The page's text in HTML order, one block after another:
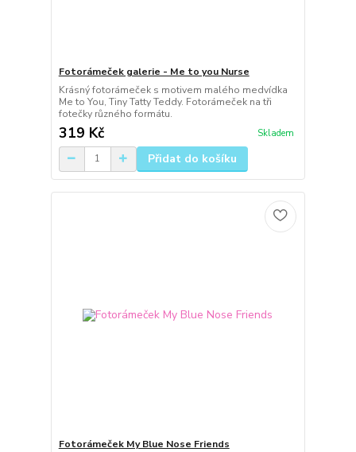
Fotorámeček galerie - Me to you Nurse
Krásný fotorámeček s motivem malého medvídka
Me to You, Tiny Tatty Teddy. Fotorámeček na tři
fotečky různého formátu.
319 Kč Skladem
Přidat do košíku
Fotorámeček My Blue Nose Friends